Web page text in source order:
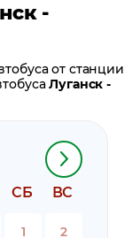
-
СБ ВС
1 2
от станции
Луганск -